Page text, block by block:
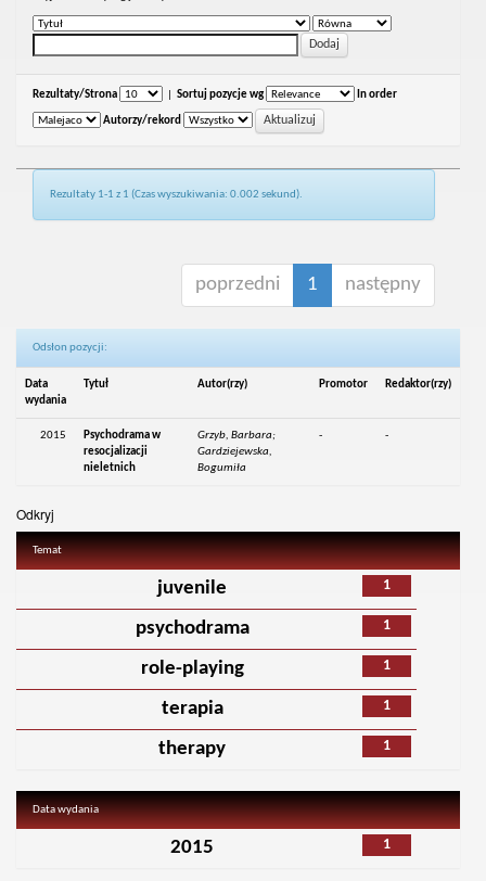
Rezultaty/Strona Sortuj pozycje wg In order
Autorzy/rekord
Rezultaty 1-1 z 1 (Czas wyszukiwania: 0.002 sekund).
poprzedni 1 następny
Odsłon pozycji:
Data
wydania
Tytuł Autor(rzy) Promotor Redaktor(rzy)
2015
Psychodrama w
resocjalizacji
nieletnich
Grzyb, Barbara;
Gardziejewska,
Bogumiła
- -
Odkryj
Temat
1
juvenile
1
psychodrama
1
role-playing
1
terapia
1
therapy
Data wydania
1
2015